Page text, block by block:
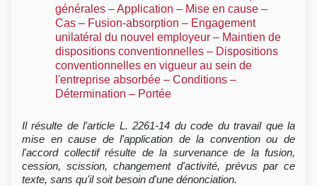
générales – Application – Mise en cause –
Cas – Fusion-absorption – Engagement
unilatéral du nouvel employeur – Maintien de
dispositions conventionnelles – Dispositions
conventionnelles en vigueur au sein de
l'entreprise absorbée – Conditions –
Détermination – Portée
Il résulte de l'article L. 2261-14 du code du travail que la
mise en cause de l'application de la convention ou de
l'accord collectif résulte de la survenance de la fusion,
cession, scission, changement d'activité, prévus par ce
texte, sans qu'il soit besoin d'une dénonciation.